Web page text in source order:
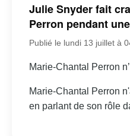
Julie Snyder fait
Perron pendant
Publié le lundi 13 juillet à
Marie-Chantal Perron
Marie-Chantal Perron
en parlant de son rôle